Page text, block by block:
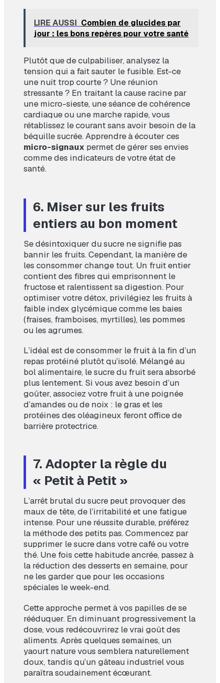
LIRE AUSSI Combien de glucides par
jour : les bons repères pour votre santé
Plutôt que de culpabiliser, analysez la
tension qui a fait sauter le fusible. Est-ce
une nuit trop courte ? Une réunion
stressante ? En traitant la cause racine par
une micro-sieste, une séance de cohérence
cardiaque ou une marche rapide, vous
rétablissez le courant sans avoir besoin de la
béquille sucrée. Apprendre à écouter ces
micro-signaux permet de gérer ses envies
comme des indicateurs de votre état de
santé.
6. Miser sur les fruits
entiers au bon moment
Se désintoxiquer du sucre ne signifie pas
bannir les fruits. Cependant, la manière de
les consommer change tout. Un fruit entier
contient des fibres qui emprisonnent le
fructose et ralentissent sa digestion. Pour
optimiser votre détox, privilégiez les fruits à
faible index glycémique comme les baies
(fraises, framboises, myrtilles), les pommes
ou les agrumes.
L’idéal est de consommer le fruit à la fin d’un
repas protéiné plutôt qu’isolé. Mélangé au
bol alimentaire, le sucre du fruit sera absorbé
plus lentement. Si vous avez besoin d’un
goûter, associez votre fruit à une poignée
d’amandes ou de noix : le gras et les
protéines des oléagineux feront office de
barrière protectrice.
7. Adopter la règle du
« Petit à Petit »
L’arrêt brutal du sucre peut provoquer des
maux de tête, de l’irritabilité et une fatigue
intense. Pour une réussite durable, préférez
la méthode des petits pas. Commencez par
supprimer le sucre dans votre café ou votre
thé. Une fois cette habitude ancrée, passez à
la réduction des desserts en semaine, pour
ne les garder que pour les occasions
spéciales le week-end.
Cette approche permet à vos papilles de se
rééduquer. En diminuant progressivement la
dose, vous redécouvrirez le vrai goût des
aliments. Après quelques semaines, un
yaourt nature vous semblera naturellement
doux, tandis qu’un gâteau industriel vous
paraîtra soudainement écœurant.